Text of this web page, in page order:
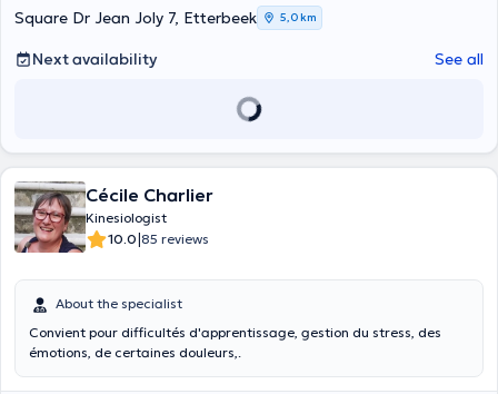
Square Dr Jean Joly 7, Etterbeek 5,0 km
Next availability See all
Cécile Charlier
Kinesiologist
10.0|85 reviews
About the specialist
Convient pour difficultés d'apprentissage, gestion du stress, des
émotions, de certaines douleurs,.